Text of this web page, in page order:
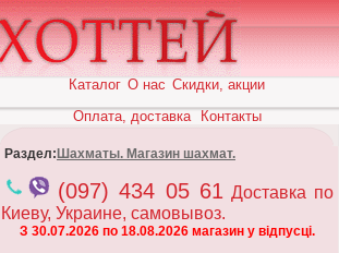
Каталог О нас Скидки, акции
Оплата, доставка
Контакты
Раздел: Шахматы. Магазин шахмат.
(097) 434 05 61 Доставка по
Киеву, Украине, самовывоз.
З 30.07.2026 по 18.08.2026 магазин у відпусці.